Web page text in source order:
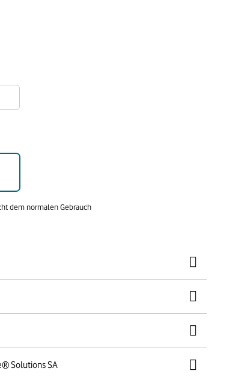
dem normalen Gebrauch
Solutions SA